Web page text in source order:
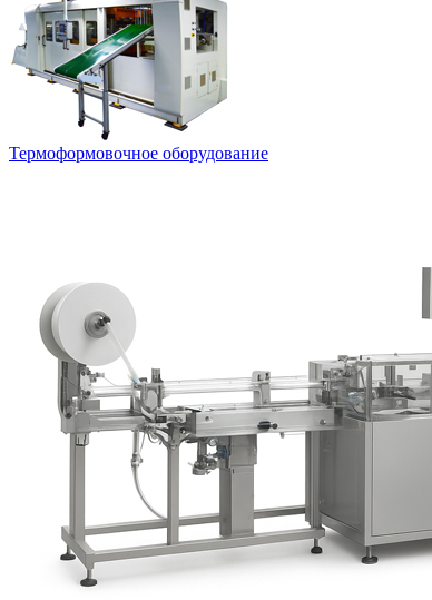
Термоформовочное оборудование